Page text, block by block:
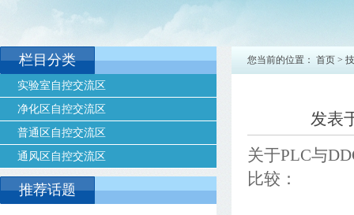
您当前的位置： 首页 >
发表
关于PLC与
比较：
栏目分类
实验室自控交流区
净化区自控交流区
普通区自控交流区
通风区自控交流区
推荐话题